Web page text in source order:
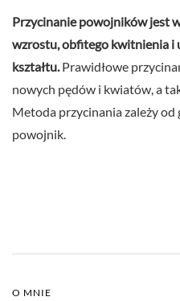
Przycinanie powojników jest
wzrostu, obfitego kwitnienia i
kształtu.Prawidłowe
nowych pędów i kwiatów, a
Metoda przycinania zależy
powojnik.
O MNIE